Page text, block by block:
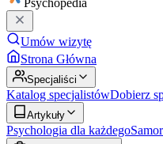
Psychopedia
Umów wizytę
Strona Główna
Specjaliści
Katalog specjalistówDobierz
Artykuły
Psychologia dla każdego